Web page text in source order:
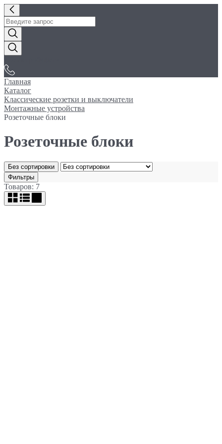
Главная
Каталог
Классические розетки и выключатели
Монтажные устройства
Розеточные блоки
Розеточные блоки
Без сортировки
Фильтры
Товаров: 7